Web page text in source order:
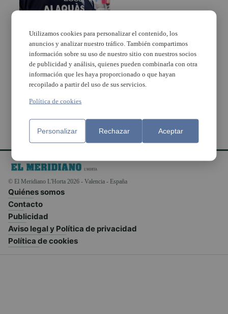
Detingut després
d’atracar amb arma
blanca una fruiteria
d’Alaquàs i fugir cap a
Xirivella
© El Meridiano L'Horta 2026 - Valencia - España
Quiénes somos
Contacto
Publicidad
Aviso legal y Política de privacidad
Política de cookies
Utilizamos cookies para personalizar el contenido, los
anuncios y analizar nuestro tráfico. También compartimos
información sobre su uso de nuestro sitio con nuestros socios
de publicidad y análisis, quienes pueden combinarla con otra
información que les haya proporcionado o que hayan
recopilado a partir del uso de sus servicios.
Política de cookies
Personalizar Rechazar Aceptar